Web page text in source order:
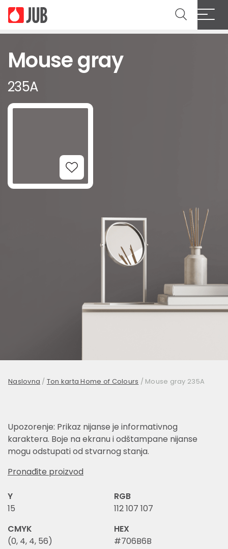
Mouse gray
235A
Add to Wishlist
Naslovna / Ton karta Home of Colours / Mouse gray 235A
Upozorenje: Prikaz nijanse je informativnog
karaktera. Boje na ekranu i odštampane nijanse
mogu odstupati od stvarnog stanja.
Pronađite proizvod
Y
15
RGB
112 107 107
CMYK
(0, 4, 4, 56)
HEX
#706B6B